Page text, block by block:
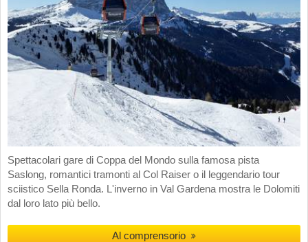
Spettacolari gare di Coppa del Mondo sulla famosa pista
Saslong, romantici tramonti al Col Raiser o il leggendario tour
sciistico Sella Ronda. L'inverno in Val Gardena mostra le Dolomiti
dal loro lato più bello.
Al comprensorio